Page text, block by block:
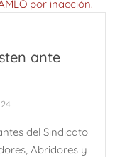
ante
del Sindicato
Abridores y